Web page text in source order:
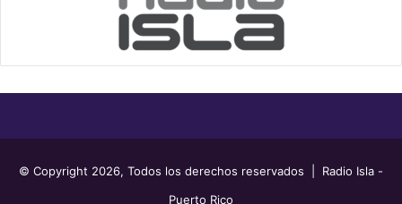
© Copyright 2026, Todos los derechos reservados | Radio Isla -
Puerto Rico